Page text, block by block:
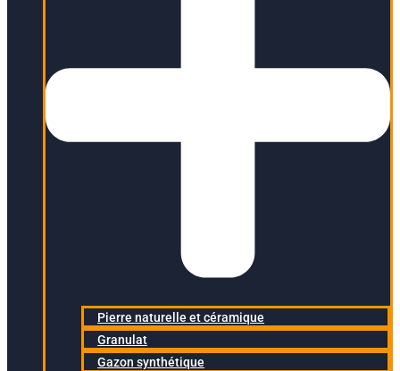
Pierre naturelle et céramique
Granulat
Gazon synthétique